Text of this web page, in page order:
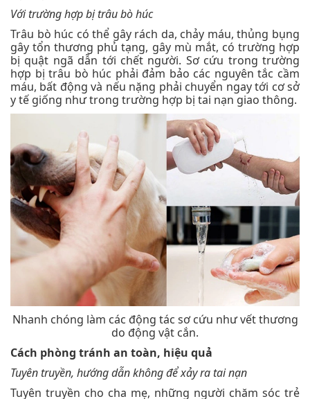
Với trường hợp bị trâu bò húc
Trâu bò húc có thể gây rách da, chảy máu, thủng bụng
gây tổn thương phủ tạng, gây mù mắt, có trường hợp
bị quật ngã dẫn tới chết người. Sơ cứu trong trường
hợp bị trâu bò húc phải đảm bảo các nguyên tắc cầm
máu, bất động và nếu nặng phải chuyển ngay tới cơ sở
y tế giống như trong trường hợp bị tai nạn giao thông.
Nhanh chóng làm các động tác sơ cứu như vết thương
do động vật cắn.
Cách phòng tránh an toàn, hiệu quả
Tuyên truyền, hướng dẫn không để xảy ra tai nạn
Tuyên truyền cho cha mẹ, những người chăm sóc trẻ